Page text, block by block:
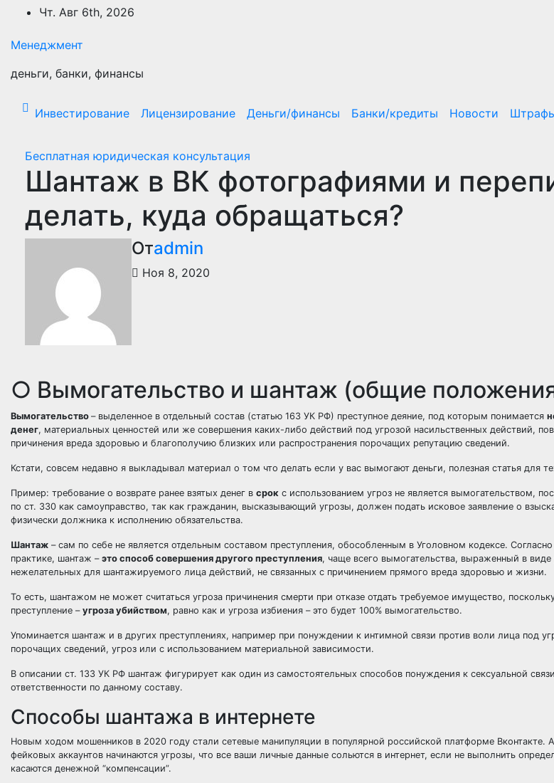
Перейти
содержимому
Чт. Авг 6th, 2026
Менеджмент
деньги, банки, финансы
Инвестирование Лицензирование Деньги/финансы Банки/кредиты Новости
Бесплатная юридическая консультация
Шантаж в ВК фотографиями и
делать, куда обращаться?
Отadmin
Ноя 8, 2020
○ Вымогательство и шантаж (общие
Вымогательство – выделенное в отдельный состав (статью 163 УК РФ) преступное деяние, под которым понимается
денег, материальных ценностей или же совершения каких-либо действий под угрозой насильственных действий,
причинения вреда здоровью и благополучию близких или распространения порочащих репутацию сведений.
Кстати, совсем недавно я выкладывал материал о том что делать если у вас вымогают деньги, полезная статья для
Пример: требование о возврате ранее взятых денег в срок с использованием угроз не является вымогательством,
по ст. 330 как самоуправство, так как гражданин, высказывающий угрозы, должен подать исковое заявление о
физически должника к исполнению обязательства.
Шантаж – сам по себе не является отдельным составом преступления, обособленным в Уголовном кодексе.
практике, шантаж – это способ совершения другого преступления, чаще всего вымогательства, выраженный в виде
нежелательных для шантажируемого лица действий, не связанных с причинением прямого вреда здоровью и жизни.
То есть, шантажом не может считаться угроза причинения смерти при отказе отдать требуемое имущество,
преступление – угроза убийством, равно как и угроза избиения – это будет 100% вымогательство.
Упоминается шантаж и в других преступлениях, например при понуждении к интимной связи против воли лица под
порочащих сведений, угроз или с использованием материальной зависимости.
В описании ст. 133 УК РФ шантаж фигурирует как один из самостоятельных способов понуждения к сексуальной
ответственности по данному составу.
Способы шантажа в интернете
Новым ходом мошенников в 2020 году стали сетевые манипуляции в популярной российской платформе Вконтакте.
фейковых аккаунтов начинаются угрозы, что все ваши личные данные сольются в интернет, если не выполнить
касаются денежной “компенсации”.